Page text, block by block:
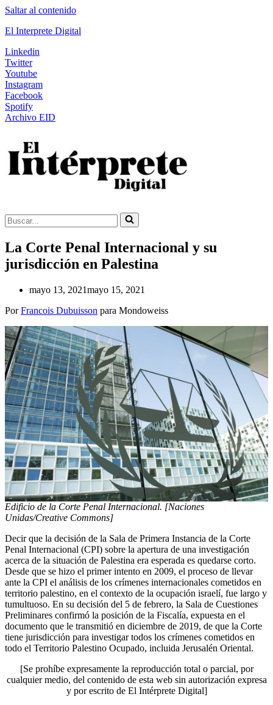
Saltar al contenido
El Interprete Digital
Linkedin
Twitter
Youtube
Instagram
Facebook
Spotify
Archivo EID
Buscar...
La Corte Penal Internacional y su
jurisdicción en Palestina
mayo 13, 2021mayo 15, 2021
PorFrancois Dubuisson para Mondoweiss
Edificio de la Corte Penal Internacional. [Naciones
Unidas/Creative Commons]
Decir que la decisión de la Sala de Primera Instancia de la Corte
Penal Internacional (CPI) sobre la apertura de una investigación
acerca de la situación de Palestina era esperada es quedarse corto.
Desde que se hizo el primer intento en 2009, el proceso de llevar
ante la CPI el análisis de los crímenes internacionales cometidos en
territorio palestino, en el contexto de la ocupación israelí, fue largo y
tumultuoso. En su decisión del 5 de febrero, la Sala de Cuestiones
Preliminares confirmó la posición de la Fiscalía, expuesta en el
documento que le transmitió en diciembre de 2019, de que la Corte
tiene jurisdicción para investigar todos los crímenes cometidos en
todo el Territorio Palestino Ocupado, incluida Jerusalén Oriental.
[Se prohíbe expresamente la reproducción total o parcial, por
cualquier medio, del contenido de esta web sin autorización expresa
y por escrito de El Intérprete Digital]